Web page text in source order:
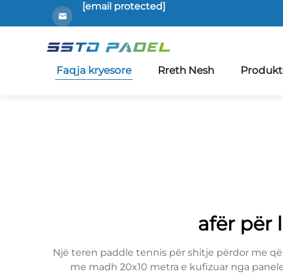
[email protected]
Faqja kryesore Rreth Nesh
afër për
Një teren paddle tennis për shitje përdor me
me madh 20x10 metra e kufizuar nga